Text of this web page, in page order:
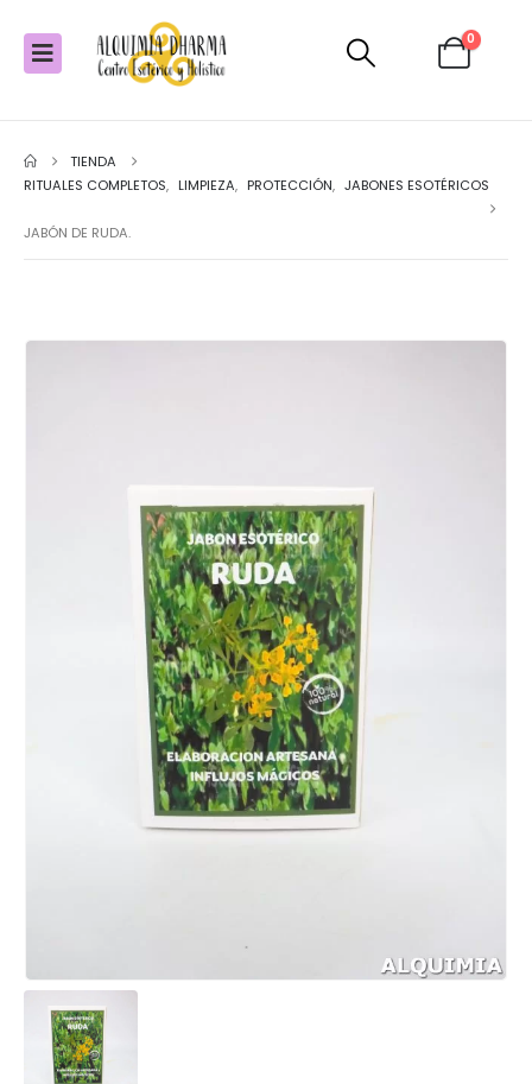
0
TIENDA
RITUALES COMPLETOS, LIMPIEZA, PROTECCIÓN, JABONES ESOTÉRICOS
JABÓN DE RUDA.